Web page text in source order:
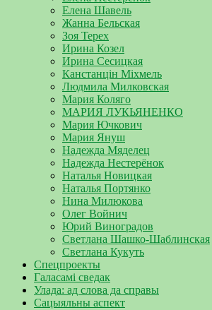
Елена Шавель
Жанна Бельская
Зоя Терех
Ирина Козел
Ирина Сесицкая
Канстанцін Міхмель
Людмила Милковская
Мария Коляго
МАРИЯ ЛУКЬЯНЕНКО
Мария Ючкович
Мария Януш
Надежда Мяделец
Надежда Нестерёнок
Наталья Новицкая
Наталья Портянко
Нина Милюкова
Олег Войнич
Юрий Виноградов
Светлана Шашко-Шаблинская
Светлана Кукуть
Спецпроекты
Галасамі сведак
Улада: ад слова да справы
Сацыяльны аспект